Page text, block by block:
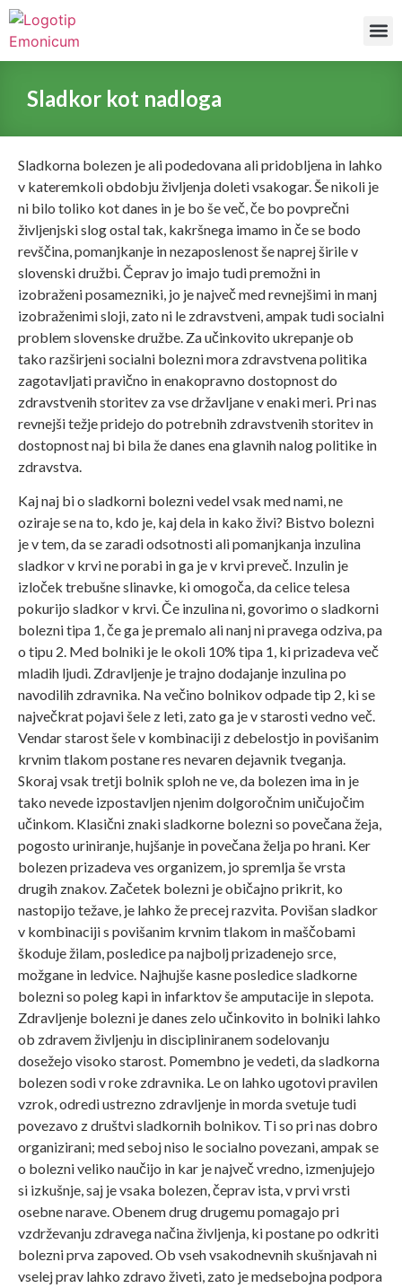
Sladkor kot nadloga
Sladkorna bolezen je ali podedovana ali pridobljena in lahko
v kateremkoli obdobju življenja doleti vsakogar. Še nikoli je
ni bilo toliko kot danes in je bo še več, če bo povprečni
življenjski slog ostal tak, kakršnega imamo in če se bodo
revščina, pomanjkanje in nezaposlenost še naprej širile v
slovenski družbi. Čeprav jo imajo tudi premožni in
izobraženi posamezniki, jo je največ med revnejšimi in manj
izobraženimi sloji, zato ni le zdravstveni, ampak tudi socialni
problem slovenske družbe. Za učinkovito ukrepanje ob
tako razširjeni socialni bolezni mora zdravstvena politika
zagotavljati pravično in enakopravno dostopnost do
zdravstvenih storitev za vse državljane v enaki meri. Pri nas
revnejši težje pridejo do potrebnih zdravstvenih storitev in
dostopnost naj bi bila že danes ena glavnih nalog politike in
zdravstva.
Kaj naj bi o sladkorni bolezni vedel vsak med nami, ne
oziraje se na to, kdo je, kaj dela in kako živi? Bistvo bolezni
je v tem, da se zaradi odsotnosti ali pomanjkanja inzulina
sladkor v krvi ne porabi in ga je v krvi preveč. Inzulin je
izloček trebušne slinavke, ki omogoča, da celice telesa
pokurijo sladkor v krvi. Če inzulina ni, govorimo o sladkorni
bolezni tipa 1, če ga je premalo ali nanj ni pravega odziva, pa
o tipu 2. Med bolniki je le okoli 10% tipa 1, ki prizadeva več
mladih ljudi. Zdravljenje je trajno dodajanje inzulina po
navodilih zdravnika. Na večino bolnikov odpade tip 2, ki se
največkrat pojavi šele z leti, zato ga je v starosti vedno več.
Vendar starost šele v kombinaciji z debelostjo in povišanim
krvnim tlakom postane res nevaren dejavnik tveganja.
Skoraj vsak tretji bolnik sploh ne ve, da bolezen ima in je
tako nevede izpostavljen njenim dolgoročnim uničujočim
učinkom. Klasični znaki sladkorne bolezni so povečana žeja,
pogosto uriniranje, hujšanje in povečana želja po hrani. Ker
bolezen prizadeva ves organizem, jo spremlja še vrsta
drugih znakov. Začetek bolezni je običajno prikrit, ko
nastopijo težave, je lahko že precej razvita. Povišan sladkor
v kombinaciji s povišanim krvnim tlakom in maščobami
škoduje žilam, posledice pa najbolj prizadenejo srce,
možgane in ledvice. Najhujše kasne posledice sladkorne
bolezni so poleg kapi in infarktov še amputacije in slepota.
Zdravljenje bolezni je danes zelo učinkovito in bolniki lahko
ob zdravem življenju in discipliniranem sodelovanju
dosežejo visoko starost. Pomembno je vedeti, da sladkorna
bolezen sodi v roke zdravnika. Le on lahko ugotovi pravilen
vzrok, odredi ustrezno zdravljenje in morda svetuje tudi
povezavo z društvi sladkornih bolnikov. Ti so pri nas dobro
organizirani; med seboj niso le socialno povezani, ampak se
o bolezni veliko naučijo in kar je največ vredno, izmenjujejo
si izkušnje, saj je vsaka bolezen, čeprav ista, v prvi vrsti
osebne narave. Obenem drug drugemu pomagajo pri
vzdrževanju zdravega načina življenja, ki postane po odkriti
bolezni prva zapoved. Ob vseh vsakodnevnih skušnjavah ni
vselej prav lahko zdravo živeti, zato je medsebojna podpora